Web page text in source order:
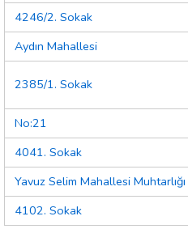
4246/2. Sokak
Aydın Mahallesi
2385/1. Sokak
No:21
4041. Sokak
Yavuz Selim Mahallesi Muhtarlığı
4102. Sokak